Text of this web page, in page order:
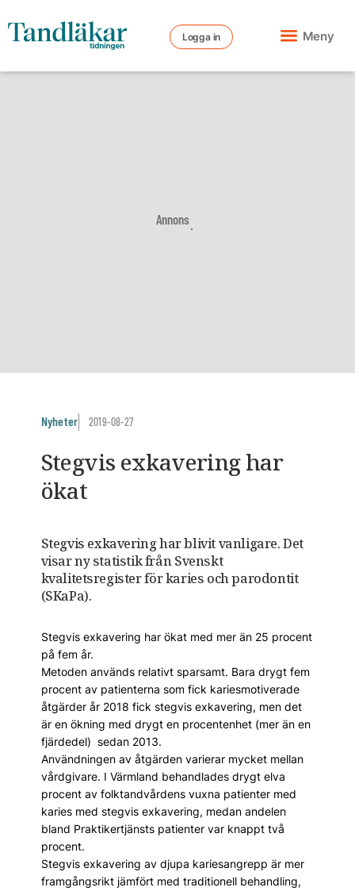
Logga in Meny
Annons
Nyheter 2019-08-27
Stegvis exkavering har
ökat
Stegvis exkavering har blivit vanligare. Det
visar ny statistik från Svenskt
kvalitetsregister för karies och parodontit
(SKaPa).
Stegvis exkavering har ökat med mer än 25 procent
på fem år.
Metoden används relativt sparsamt. Bara drygt fem
procent av patienterna som fick kariesmotiverade
åtgärder år 2018 fick stegvis exkavering, men det
är en ökning med drygt en procentenhet (mer än en
fjärdedel) sedan 2013.
Användningen av åtgärden varierar mycket mellan
vårdgivare. I Värmland behandlades drygt elva
procent av folktandvårdens vuxna patienter med
karies med stegvis exkavering, medan andelen
bland Praktikertjänsts patienter var knappt två
procent.
Stegvis exkavering av djupa kariesangrepp är mer
framgångsrikt jämfört med traditionell behandling,